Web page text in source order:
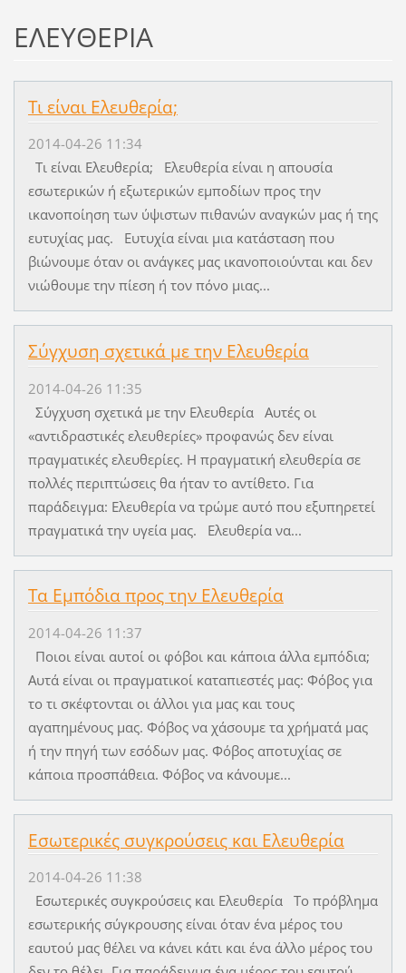
ΕΛΕΥΘΕΡΙΑ
Τι είναι Ελευθερία;
2014-04-26 11:34
Τι είναι Ελευθερία; Ελευθερία είναι η απουσία
εσωτερικών ή εξωτερικών εμποδίων προς την
ικανοποίηση των ύψιστων πιθανών αναγκών μας ή της
ευτυχίας μας. Ευτυχία είναι μια κατάσταση που
βιώνουμε όταν οι ανάγκες μας ικανοποιούνται και δεν
νιώθουμε την πίεση ή τον πόνο μιας...
Σύγχυση σχετικά με την Ελευθερία
2014-04-26 11:35
Σύγχυση σχετικά με την Ελευθερία Αυτές οι
«αντιδραστικές ελευθερίες» προφανώς δεν είναι
πραγματικές ελευθερίες. Η πραγματική ελευθερία σε
πολλές περιπτώσεις θα ήταν το αντίθετο. Για
παράδειγμα: Ελευθερία να τρώμε αυτό που εξυπηρετεί
πραγματικά την υγεία μας. Ελευθερία να...
Τα Εμπόδια προς την Ελευθερία
2014-04-26 11:37
Ποιοι είναι αυτοί οι φόβοι και κάποια άλλα εμπόδια;
Αυτά είναι οι πραγματικοί καταπιεστές μας: Φόβος για
το τι σκέφτονται οι άλλοι για μας και τους
αγαπημένους μας. Φόβος να χάσουμε τα χρήματά μας
ή την πηγή των εσόδων μας. Φόβος αποτυχίας σε
κάποια προσπάθεια. Φόβος να κάνουμε...
Εσωτερικές συγκρούσεις και Ελευθερία
2014-04-26 11:38
Εσωτερικές συγκρούσεις και Ελευθερία Το πρόβλημα
εσωτερικής σύγκρουσης είναι όταν ένα μέρος του
εαυτού μας θέλει να κάνει κάτι και ένα άλλο μέρος του